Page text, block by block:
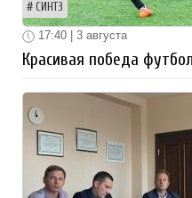
СИНТЗ
17:40 | 3 августа
Красивая победа